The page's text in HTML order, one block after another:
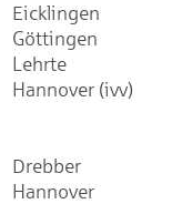
Eicklingen
Göttingen
Lehrte
Hannover (ivv)
Drebber
Hannover